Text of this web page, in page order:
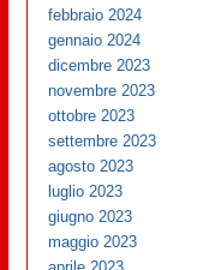
febbraio 2024
gennaio 2024
dicembre 2023
novembre 2023
ottobre 2023
settembre 2023
agosto 2023
luglio 2023
giugno 2023
maggio 2023